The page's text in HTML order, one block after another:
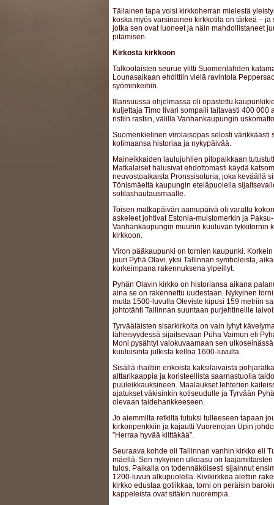
Tällainen tapa voisi kirkkoherran mielestä
koska myös varsinainen kirkkotila on tärkeä – ja
jotka sen ovat luoneet ja näin mahdollistaneet
pitämisen.
Kirkosta kirkkoon
Talkoolaisten seurue ylitti Suomenlahden
Lounasaikaan ehdittiin vielä ravintola
syöminkeihin.
Illansuussa ohjelmassa oli opastettu
kuljettaja Timo Iivari sompaili taitavasti 400 000
ristiin rastiin, välillä Vanhankaupungin
Suomenkielinen virolaisopas selosti värikkäästi
kotimaansa historiaa ja nykypäivää.
Maineikkaiden laulujuhlien pitopaikkaan
Matkalaiset halusivat ehdottomasti käydä
neuvostoaikaista Pronssisoturia, joka keväällä
Tönismäeltä kaupungin eteläpuolella
sotilashautausmaalle.
Toisen matkapäivän aamupäivä oli varattu
askeleet johtivat Estonia-muistomerkin ja
Vanhankaupungin muuriin kuuluvan tykkitornin
kirkkoon.
Viron pääkaupunki on tornien kaupunki.
juuri Pyhä Olavi, yksi Tallinnan symboleista,
korkeimpana rakennuksena ylpeillyt.
Pyhän Olavin kirkko on historiansa aikana
aina se on rakennettu uudestaan. Nykyinen
mutta 1500-luvulla Oleviste kipusi 159 metriin
johtotähti Tallinnan suuntaan purjehtineille
Tyrvääläisten sisarkirkolta on vain lyhyt
läheisyydessä sijaitsevaan Püha Vaimun eli
Moni pysähtyi valokuvaamaan sen
kuuluisinta julkista kelloa 1600-luvulta.
Sisällä ihailtiin erikoista kaksilaivaista
alttarikaappia ja koristeellista saarnastuolia
puuleikkauksineen. Maalaukset lehterien
ajatukset väkisinkin kotiseudulle ja Tyrvään
olevaan taidehankkeeseen.
Jo aiemmilta retkiltä tutuksi tulleeseen tapaan
kirkonpenkkiin ja kajautti Vuorenojan Upin
”Herraa hyvää kiittäkää”.
Seuraava kohde oli Tallinnan vanhin kirkko eli
mäellä. Sen nykyinen ulkoasu on
tulos. Paikalla on todennäköisesti sijainnut
1200-luvun alkupuolella. Kivikirkkoa alettiin
kirkko edustaa gotiikkaa, torni on peräisin
kappeleista ovat sitäkin nuorempia.